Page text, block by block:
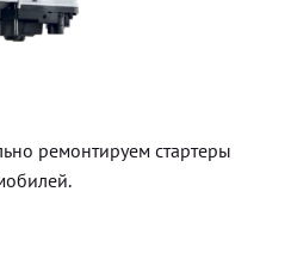
ремонтируем стартеры